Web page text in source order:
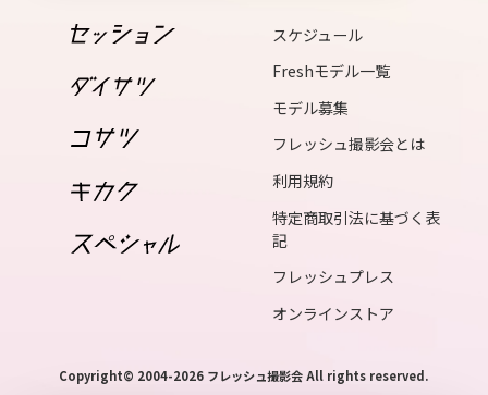
17
sun
18
19
tue
20
wed
22
スケジュール
Freshモデル一覧
モデル募集
フレッシュ撮影会とは
利用規約
特定商取引法に基づく表
記
フレッシュプレス
オンラインストア
Copyright© 2004-2026 フレッシュ撮影会 All rights reserved.